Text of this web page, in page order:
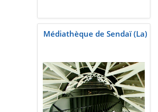
Médiathèque de Sendaï (La)